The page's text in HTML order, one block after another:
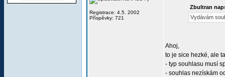
Registrace: 4.5. 2002
Příspěvky: 721
Zbultran
Vydávám
Ahoj,
to je sice hezké, ale
- typ souhlasu musí
- souhlas nezískám